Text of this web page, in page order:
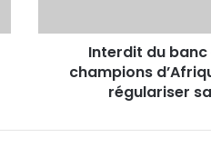
:
Interdit du banc
champions
régulariser